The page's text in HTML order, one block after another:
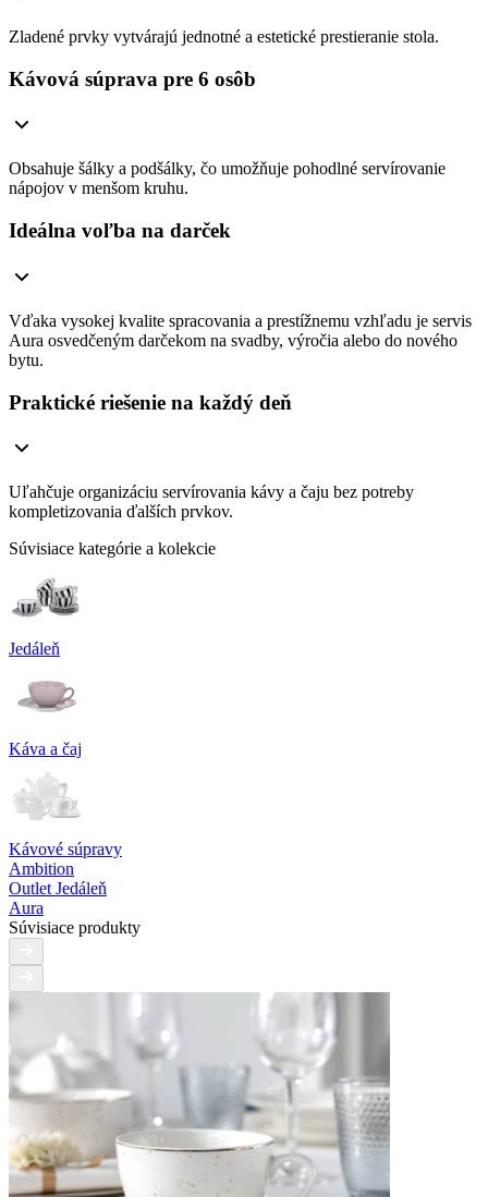
Zladené prvky vytvárajú jednotné a estetické prestieranie stola.
Kávová súprava pre 6 osôb
Obsahuje šálky a podšálky, čo umožňuje pohodlné servírovanie
nápojov v menšom kruhu.
Ideálna voľba na darček
Vďaka vysokej kvalite spracovania a prestížnemu vzhľadu je servis
Aura osvedčeným darčekom na svadby, výročia alebo do nového
bytu.
Praktické riešenie na každý deň
Uľahčuje organizáciu servírovania kávy a čaju bez potreby
kompletizovania ďalších prvkov.
Súvisiace kategórie a kolekcie
Jedáleň
Káva a čaj
Kávové súpravy
Ambition
Outlet Jedáleň
Aura
Súvisiace produkty